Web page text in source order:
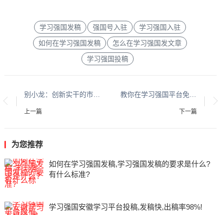
学习强国发稿 强国号入驻
学习强国入驻
如何在学习强国发稿
怎么在学习强国发文章
学习强国投稿
别小龙：创新实干的市场营销开拓者
上一篇 下一篇
为您推荐
如何在学习强国发稿,学习强国发稿的要求是什么?
有什么标准?
学习强国安徽学习平台投稿,发稿快,出稿率98%!